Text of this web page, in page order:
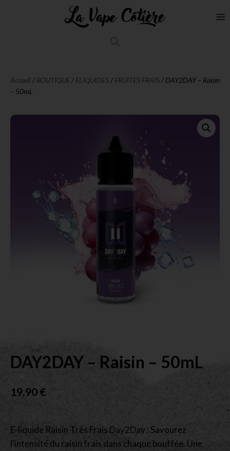
Accueil/ BOUTIQUE/ ELIQUIDES / FRUITÉS FRAIS / DAY2DAY – Raisin
– 50mL
DAY2DAY – Raisin – 50mL
19,90€
E-liquide Raisin Très Frais Day2Day : Savourez
l’intensité du raisin frais dans chaque bouffée. Une